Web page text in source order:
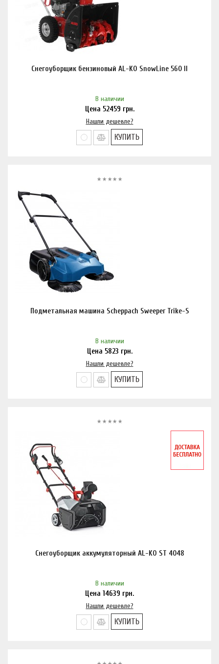
Снегоуборщик бензиновый AL-KO SnowLine 560 ll
В наличии
Цена 52459 грн.
Нашли дешевле?
КУПИТЬ
Подметальная машина Scheppach Sweeper Trike-S
В наличии
Цена 5823 грн.
Нашли дешевле?
КУПИТЬ
Снегоуборщик аккумуляторный AL-KO ST 4048
В наличии
Цена 14639 грн.
Нашли дешевле?
КУПИТЬ